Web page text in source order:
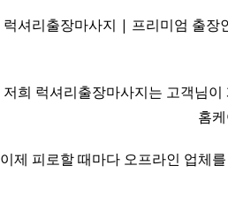
럭셔리출장마사지 | 프리미엄 출장
저희 럭셔리출장마사지는 고객님
홈
이제 피로할 때마다 오프라인 업체